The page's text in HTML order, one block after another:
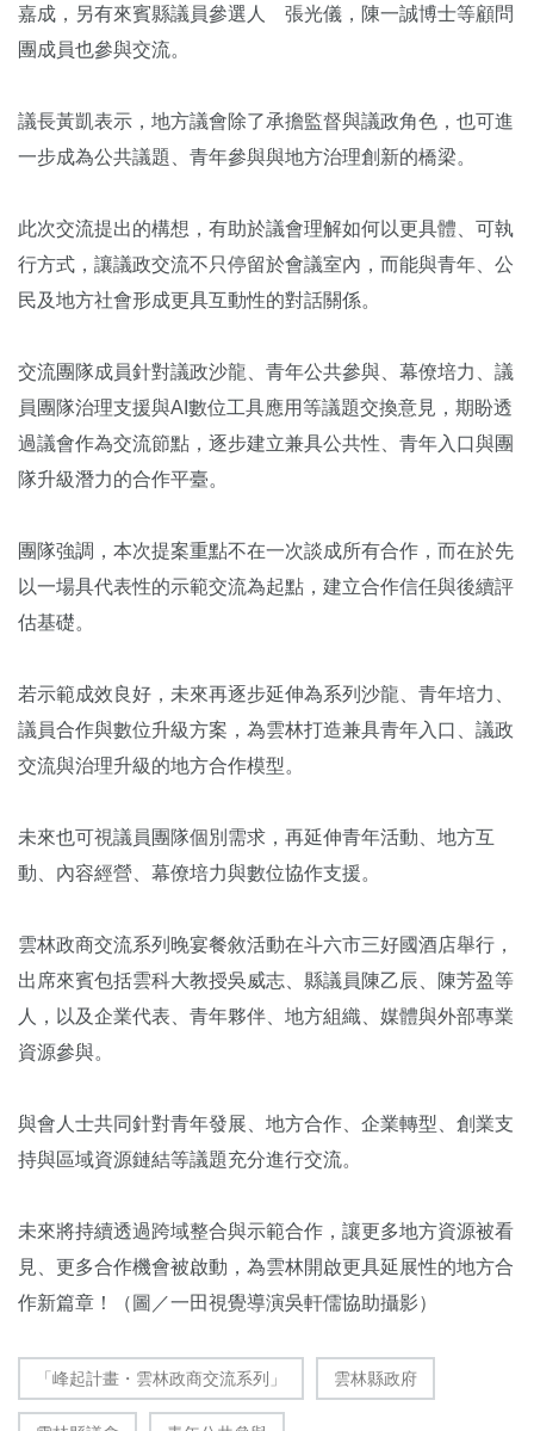
嘉成，另有來賓縣議員參選人 張光儀，陳一誠博士等顧問
團成員也參與交流。
議長黃凱表示，地方議會除了承擔監督與議政角色，也可進
一步成為公共議題、青年參與與地方治理創新的橋梁。
此次交流提出的構想，有助於議會理解如何以更具體、可執
行方式，讓議政交流不只停留於會議室內，而能與青年、公
民及地方社會形成更具互動性的對話關係。
交流團隊成員針對議政沙龍、青年公共參與、幕僚培力、議
員團隊治理支援與AI數位工具應用等議題交換意見，期盼透
過議會作為交流節點，逐步建立兼具公共性、青年入口與團
隊升級潛力的合作平臺。
團隊強調，本次提案重點不在一次談成所有合作，而在於先
以一場具代表性的示範交流為起點，建立合作信任與後續評
估基礎。
若示範成效良好，未來再逐步延伸為系列沙龍、青年培力、
議員合作與數位升級方案，為雲林打造兼具青年入口、議政
交流與治理升級的地方合作模型。
未來也可視議員團隊個別需求，再延伸青年活動、地方互
動、內容經營、幕僚培力與數位協作支援。
雲林政商交流系列晚宴餐敘活動在斗六市三好國酒店舉行，
出席來賓包括雲科大教授吳威志、縣議員陳乙辰、陳芳盈等
人，以及企業代表、青年夥伴、地方組織、媒體與外部專業
資源參與。
與會人士共同針對青年發展、地方合作、企業轉型、創業支
持與區域資源鏈結等議題充分進行交流。
未來將持續透過跨域整合與示範合作，讓更多地方資源被看
見、更多合作機會被啟動，為雲林開啟更具延展性的地方合
作新篇章！（圖／一田視覺導演吳軒儒協助攝影）
「峰起計畫・雲林政商交流系列」 雲林縣政府